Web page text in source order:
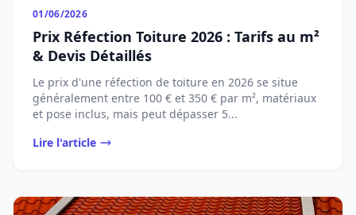
01/06/2026
Prix Réfection Toiture 2026 : Tarifs au m²
& Devis Détaillés
Le prix d'une réfection de toiture en 2026 se situe
généralement entre 100 € et 350 € par m², matériaux
et pose inclus, mais peut dépasser 5...
Lire l'article